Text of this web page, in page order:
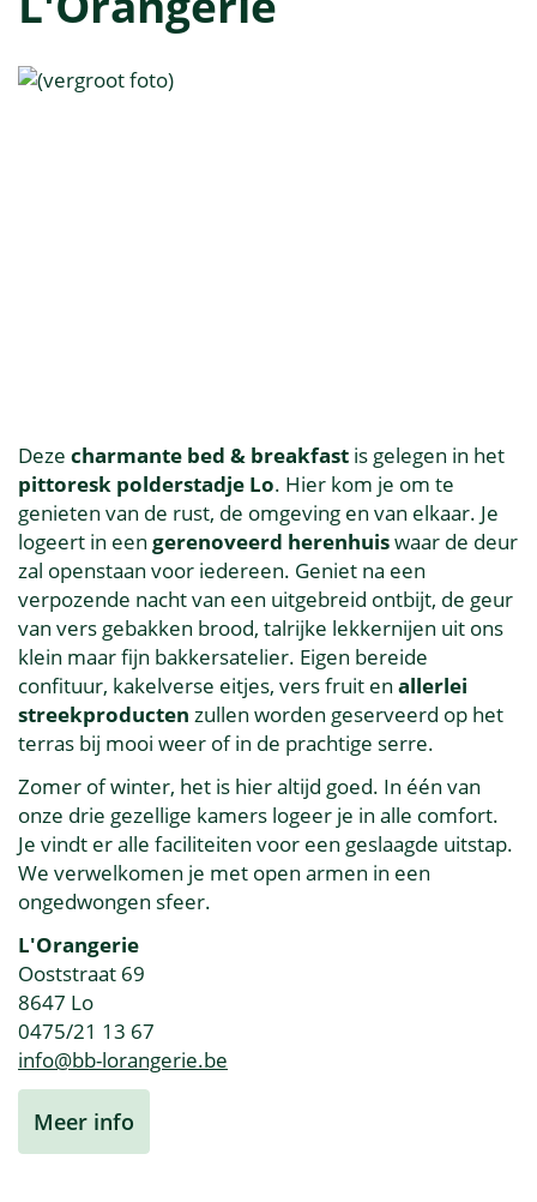
Deze charmante bed & breakfast is gelegen in het
pittoresk polderstadje Lo. Hier kom je om te
genieten van de rust, de omgeving en van elkaar. Je
logeert in een gerenoveerd herenhuiswaar de deur
zal openstaan voor iedereen. Geniet na een
verpozende nacht van een uitgebreid ontbijt, de geur
van vers gebakken brood, talrijke lekkernijen uit ons
klein maar fijn bakkersatelier. Eigen bereide
confituur, kakelverse eitjes, vers fruit en allerlei
streekproducten zullen worden geserveerd op het
terras bij mooi weer of in de prachtige serre.
Zomer of winter, het is hier altijd goed. In één van
onze drie gezellige kamers logeer je in alle comfort.
Je vindt er alle faciliteiten voor een geslaagde uitstap.
We verwelkomen je met open armen in een
ongedwongen sfeer.
L'Orangerie
Ooststraat 69
8647 Lo
0475/21 13 67
info@bb-lorangerie.be
Meer info